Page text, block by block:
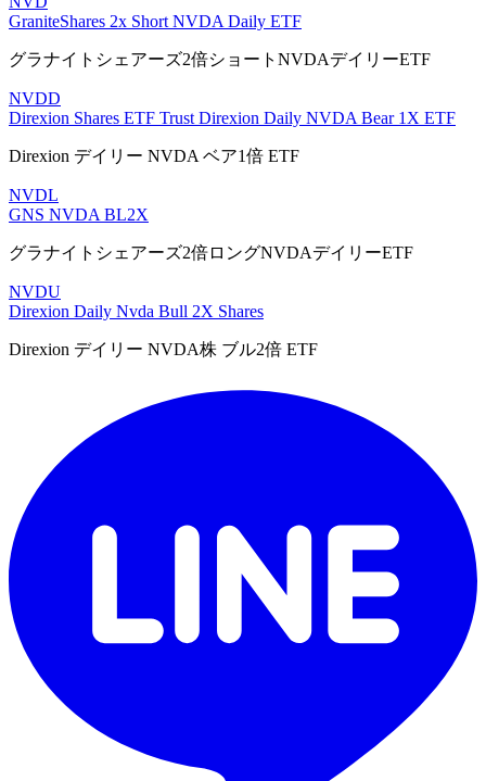
GraniteShares 2x Short NVDA Daily ETF
グラナイトシェアーズ2倍ショートNVDAデイリーETF
NVDD
Direxion Shares ETF Trust Direxion Daily NVDA Bear 1X ETF
Direxion デイリー NVDA ベア1倍 ETF
NVDL
GNS NVDA BL2X
グラナイトシェアーズ2倍ロングNVDAデイリーETF
NVDU
Direxion Daily Nvda Bull 2X Shares
Direxion デイリー NVDA株 ブル2倍 ETF